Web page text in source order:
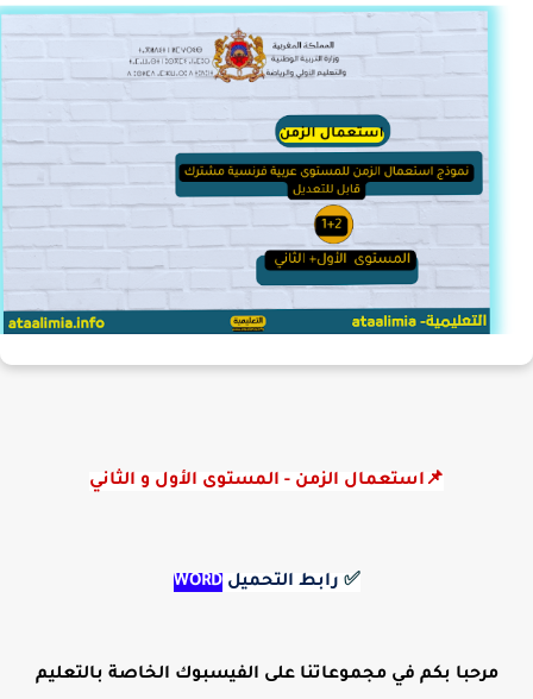
📌استعمال الزمن - المستوى الأول و الثاني
✅ رابط التحميل WORD
مرحبا بكم في مجموعاتنا على الفيسبوك الخاصة بالتعليم